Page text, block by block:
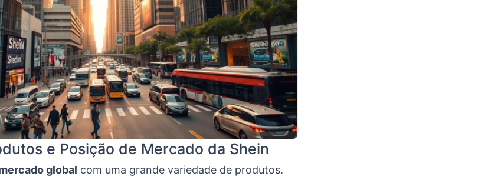
e Posição de Mercado da Shein
global com uma grande variedade de produtos.